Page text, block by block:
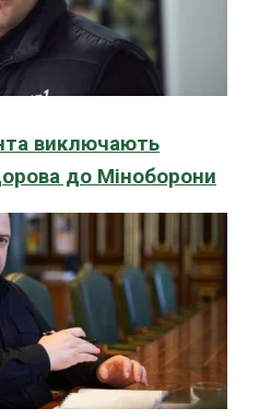
виключають
до Міноборони